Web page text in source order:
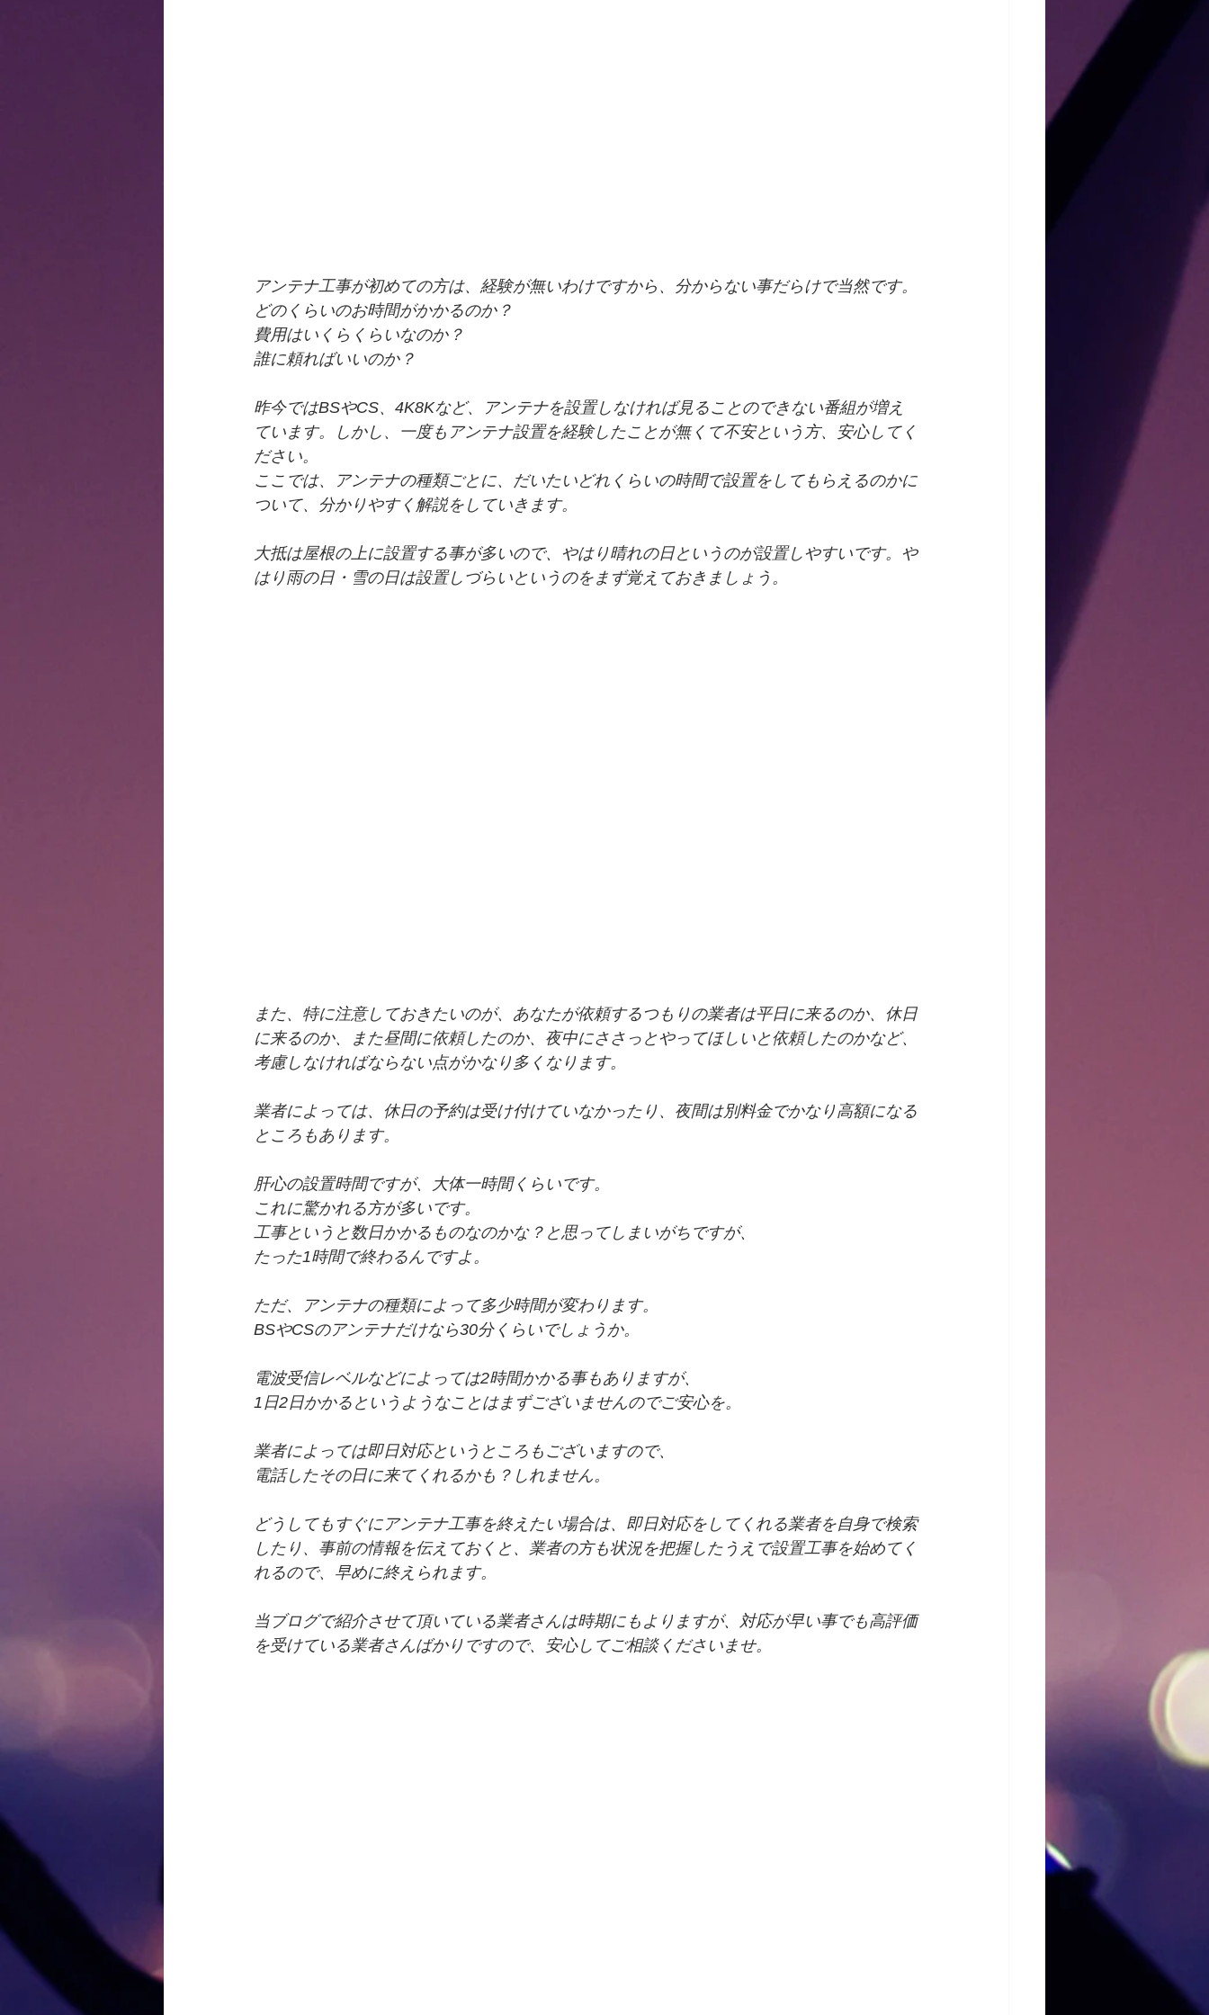
アンテナ工事が初めての方は、経験が無いわけですから、分からない事だらけで当然です。
どのくらいのお時間がかかるのか？
費用はいくらくらいなのか？
誰に頼ればいいのか？
昨今ではBSやCS、4K8Kなど、アンテナを設置しなければ見ることのできない番組が増え
ています。しかし、一度もアンテナ設置を経験したことが無くて不安という方、安心してく
ださい。
ここでは、アンテナの種類ごとに、だいたいどれくらいの時間で設置をしてもらえるのかに
ついて、分かりやすく解説をしていきます。
大抵は屋根の上に設置する事が多いので、やはり晴れの日というのが設置しやすいです。や
はり雨の日・雪の日は設置しづらいというのをまず覚えておきましょう。
また、特に注意しておきたいのが、あなたが依頼するつもりの業者は平日に来るのか、休日
に来るのか、また昼間に依頼したのか、夜中にささっとやってほしいと依頼したのかなど、
考慮しなければならない点がかなり多くなります。
業者によっては、休日の予約は受け付けていなかったり、夜間は別料金でかなり高額になる
ところもあります。
肝心の設置時間ですが、大体一時間くらいです。
これに驚かれる方が多いです。
工事というと数日かかるものなのかな？と思ってしまいがちですが、
たった1時間で終わるんですよ。
ただ、アンテナの種類によって多少時間が変わります。
BSやCSのアンテナだけなら30分くらいでしょうか。
電波受信レベルなどによっては2時間かかる事もありますが、
1日2日かかるというようなことはまずございませんのでご安心を。
業者によっては即日対応というところもございますので、
電話したその日に来てくれるかも？しれません。
どうしてもすぐにアンテナ工事を終えたい場合は、即日対応をしてくれる業者を自身で検索
したり、事前の情報を伝えておくと、業者の方も状況を把握したうえで設置工事を始めてく
れるので、早めに終えられます。
当ブログで紹介させて頂いている業者さんは時期にもよりますが、対応が早い事でも高評価
を受けている業者さんばかりですので、安心してご相談くださいませ。